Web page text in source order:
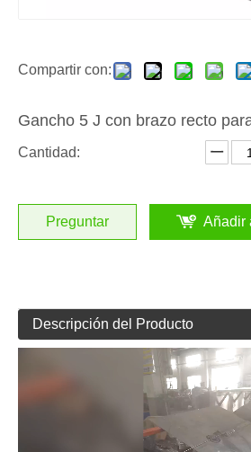
Compartir con:
Gancho 5 J con brazo recto
Cantidad:
Preguntar Añadir
Descripción del Producto